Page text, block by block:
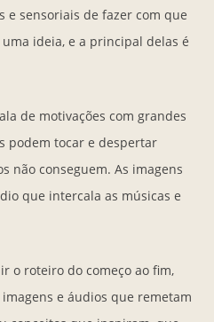
e sensoriais de fazer com que
ideia, e a principal delas é
de motivações com grandes
podem tocar e despertar
não conseguem. As imagens
que intercala as músicas e
o roteiro do começo ao fim,
e áudios que remetam